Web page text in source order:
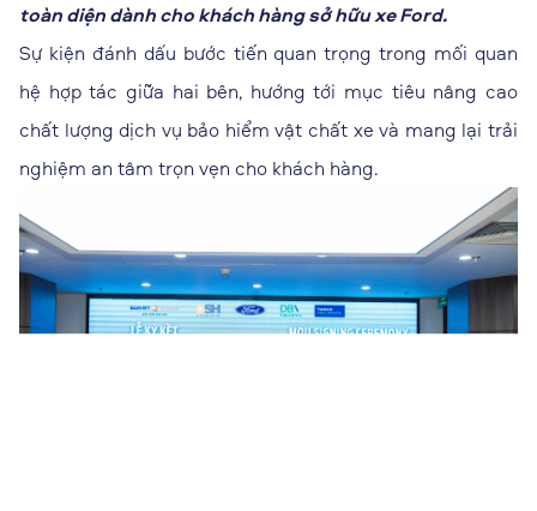
toàn diện dành cho khách hàng sở hữu xe Ford.
Sự kiện đánh dấu bước tiến quan trọng trong mối quan
hệ hợp tác giữa hai bên, hướng tới mục tiêu nâng cao
chất lượng dịch vụ bảo hiểm vật chất xe và mang lại trải
nghiệm an tâm trọn vẹn cho khách hàng.